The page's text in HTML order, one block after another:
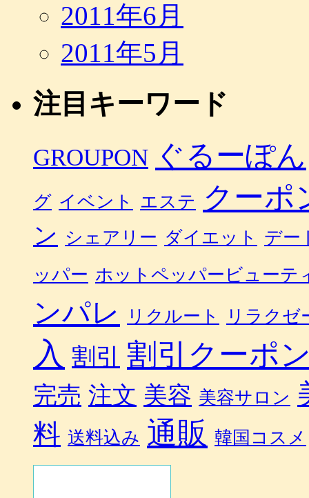
2011年6月
2011年5月
注目キーワード
GROUPON ぐるーぽん
グ イベント エステ クーポ
ン シェアリー ダイエット
デー
ッパー ホットペッパービューテ
ンパレ リクルート リラクゼ
入 割引 割引クーポ
完売 注文 美容 美容サロン
料 送料込み 通販 韓国コスメ